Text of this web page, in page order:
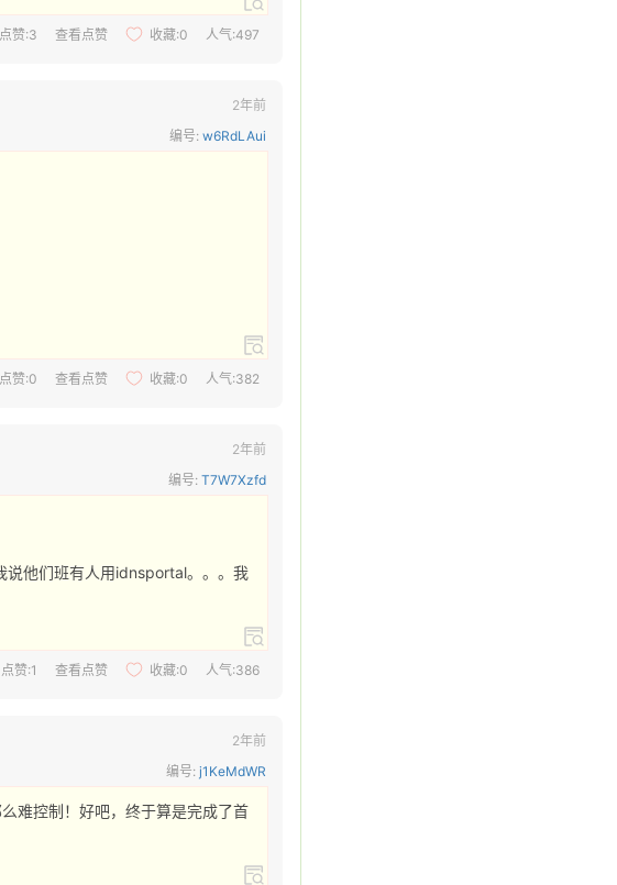
点赞:3 查看点赞 收藏:0 人气:497
2年前
编号:w6RdLAui
点赞:0 查看点赞 收藏:0 人气:382
2年前
编号:T7W7Xzfd
说他们班有人用idnsportal。。。我
点赞:1 查看点赞 收藏:0 人气:386
2年前
编号:j1KeMdWR
难控制！好吧，终于算是完成了首